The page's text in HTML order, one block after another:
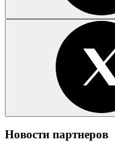
Новости партнеров